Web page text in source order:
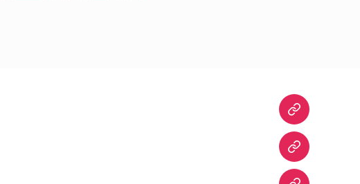
Startseite
Warum
dieser